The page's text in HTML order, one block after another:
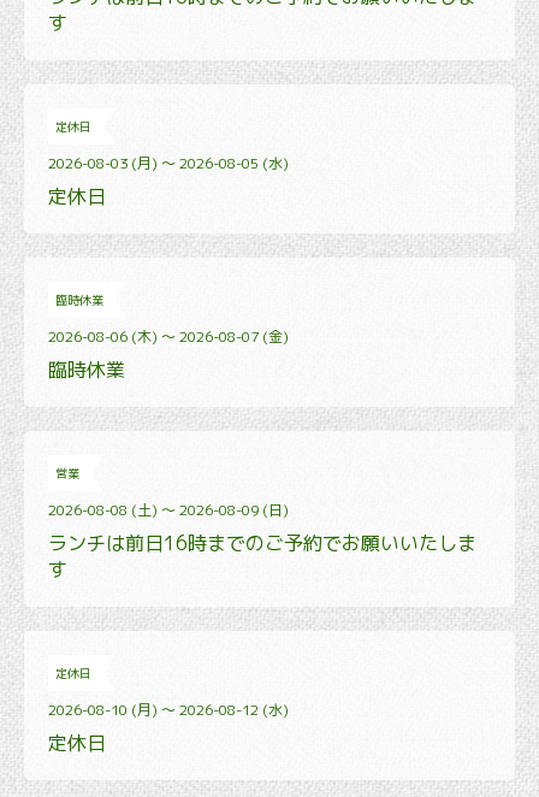
す
定休日
2026-08-03 (月) ～ 2026-08-05 (水)
定休日
臨時休業
2026-08-06 (木) ～ 2026-08-07 (金)
臨時休業
営業
2026-08-08 (土) ～ 2026-08-09 (日)
ランチは前日16時までのご予約でお願いいたしま
す
定休日
2026-08-10 (月) ～ 2026-08-12 (水)
定休日